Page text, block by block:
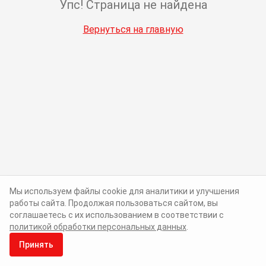
Упс! Страница не найдена
Вернуться на главную
Мы используем файлы cookie для аналитики и улучшения
работы сайта. Продолжая пользоваться сайтом, вы
соглашаетесь с их использованием в соответствии с
политикой обработки персональных данных
Принять